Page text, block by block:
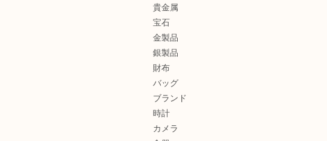
貴金属
宝石
金製品
銀製品
財布
バッグ
ブランド
時計
カメラ